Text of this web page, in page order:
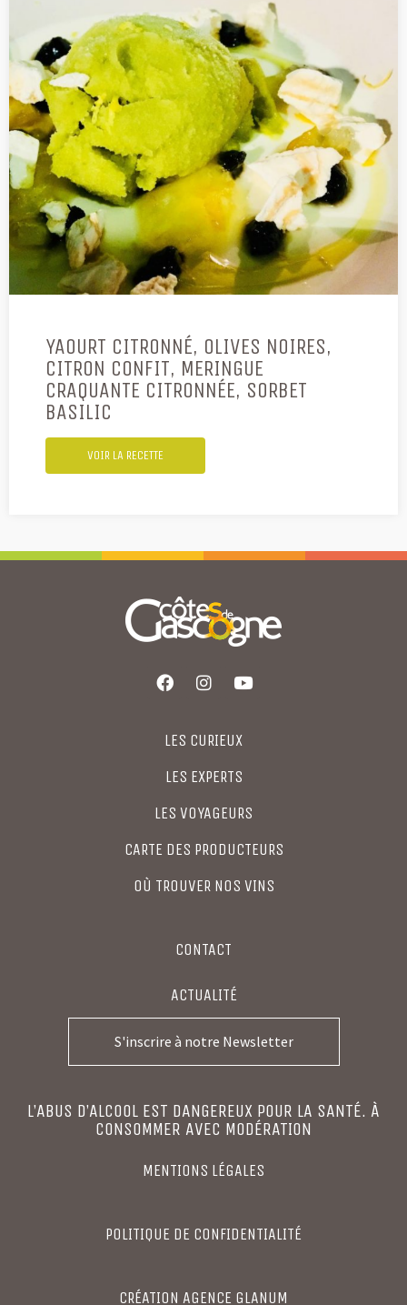
YAOURT CITRONNÉ, OLIVES NOIRES,
CITRON CONFIT, MERINGUE
CRAQUANTE CITRONNÉE, SORBET
BASILIC
VOIR LA RECETTE
LES CURIEUX
LES EXPERTS
LES VOYAGEURS
CARTE DES PRODUCTEURS
OÙ TROUVER NOS VINS
CONTACT
ACTUALITÉ
S'inscrire à notre Newsletter
L’ABUS D’ALCOOL EST DANGEREUX POUR LA SANTÉ. À
CONSOMMER AVEC MODÉRATION
MENTIONS LÉGALES
POLITIQUE DE CONFIDENTIALITÉ
CRÉATION AGENCE GLANUM